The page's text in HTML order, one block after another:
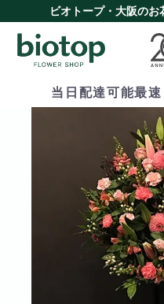
ビオトープ・大阪の
当日配達可能最速